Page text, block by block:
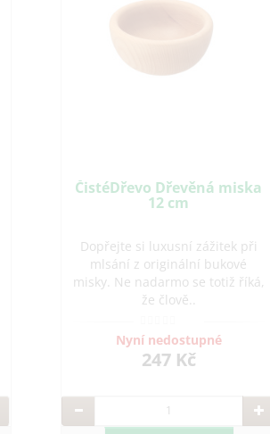
ČistéDřevo Dřevěná miska
12 cm
Dopřejte si luxusní zážitek při
mlsání z originální bukové
misky. Ne nadarmo se totiž říká,
že člově..
Nyní nedostupné
247 Kč